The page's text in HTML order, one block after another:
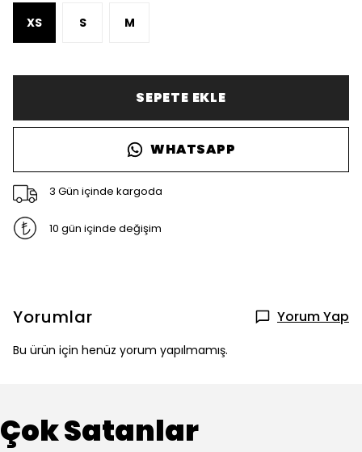
XS S M
SEPETE EKLE
WHATSAPP
3 Gün içinde kargoda
10 gün içinde değişim
Yorumlar Yorum Yap
Bu ürün için henüz yorum yapılmamış.
Çok Satanlar